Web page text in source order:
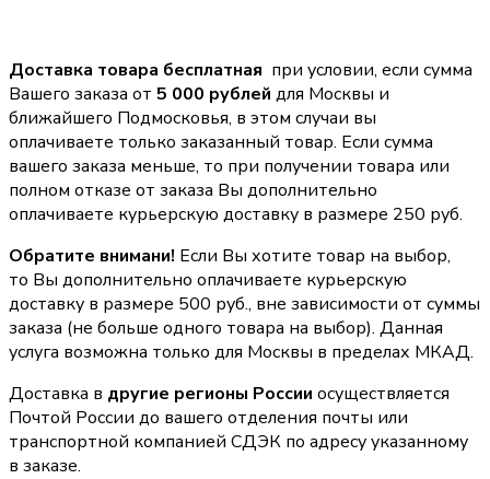
Доставка товара бесплатная при условии, если сумма
Вашего заказа от 5 000 рублей для Москвы и
ближайшего Подмосковья, в этом случаи вы
оплачиваете только заказанный товар. Если сумма
вашего заказа меньше, то при получении товара или
полном отказе от заказа Вы дополнительно
оплачиваете курьерскую доставку в размере 250 руб.
Обратите внимани! Если Вы хотите товар на выбор,
то Вы дополнительно оплачиваете курьерскую
доставку в размере 500 руб., вне зависимости от суммы
заказа (не больше одного товара на выбор). Данная
услуга возможна только для Москвы в пределах МКАД.
Доставка в другие регионы России осуществляется
Почтой России до вашего отделения почты или
транспортной компанией СДЭК по адресу указанному
в заказе.